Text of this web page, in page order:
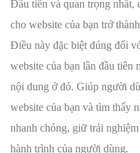
Đầu tiên và quan trọng nhất,
cho website của bạn trở
Điều này đặc biệt đúng đối
website của bạn lần đầu
nội dung ở đó. Giúp người
website của bạn và tìm thấy
nhanh chóng, giữ trải
hành trình của người dùng.